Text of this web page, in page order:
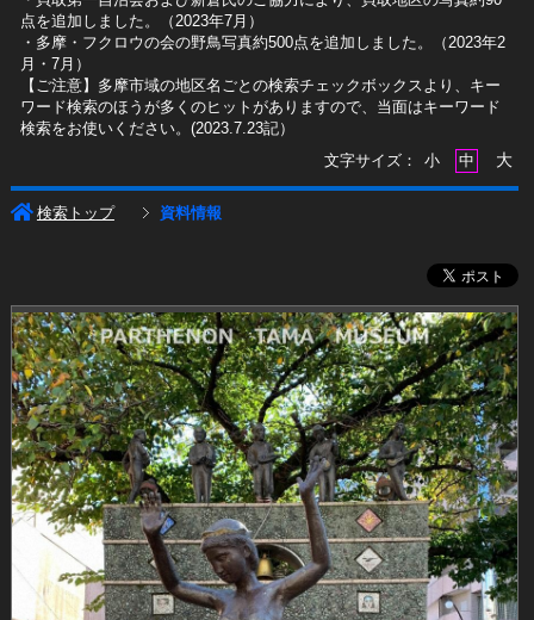
点を追加しました。（2023年7月）
・多摩・フクロウの会の野鳥写真約500点を追加しました。（2023年2
月・7月）
【ご注意】多摩市域の地区名ごとの検索チェックボックスより、キー
ワード検索のほうが多くのヒットがありますので、当面はキーワード
検索をお使いください。(2023.7.23記）
文字サイズ：
小 中 大
検索トップ 資料情報